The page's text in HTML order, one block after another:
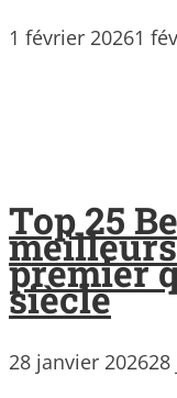
1 février 20261
Top 25
premier
siècle
28 janvier 202628